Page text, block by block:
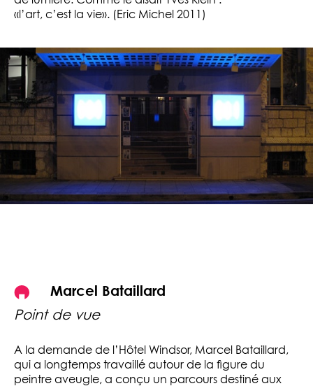
«l’art, c’est la vie». (Eric Michel 2011)
Marcel Bataillard
Point de vue
A la demande de l’Hôtel Windsor, Marcel Bataillard,
qui a longtemps travaillé autour de la figure du
peintre aveugle, a conçu un parcours destiné aux